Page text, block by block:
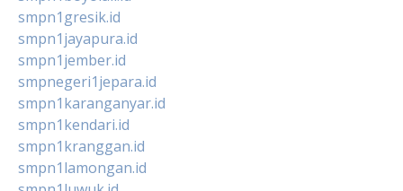
smpn1gresik.id
smpn1jayapura.id
smpn1jember.id
smpnegeri1jepara.id
smpn1karanganyar.id
smpn1kendari.id
smpn1kranggan.id
smpn1lamongan.id